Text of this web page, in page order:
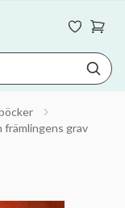
främlingens grav